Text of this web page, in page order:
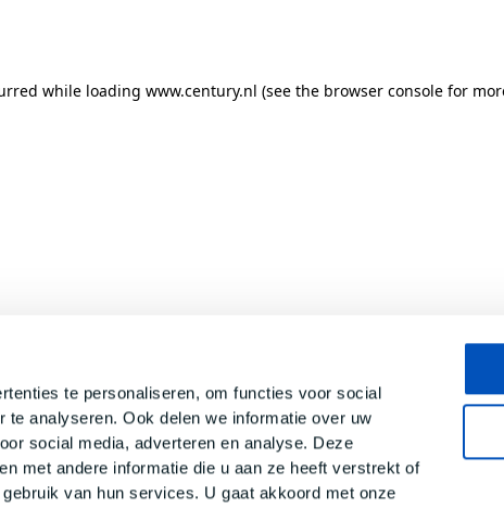
te personaliseren, om functies voor social
te analyseren. Ook delen we informatie over uw
social media, adverteren en analyse. Deze
met andere informatie die u aan ze heeft verstrekt of
van hun services. U gaat akkoord met onze
while loading www.century.nl (see the browser consolefor